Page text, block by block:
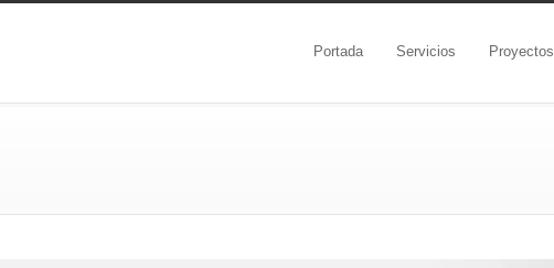
Portada Servicios Proyectos